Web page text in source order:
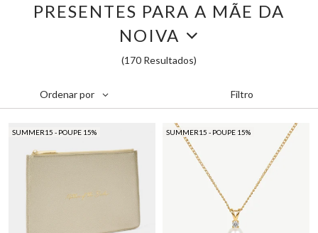
PRESENTES PARA A MÃE DA
NOIVA
(170 Resultados)
Ordenar por Filtro
SUMMER15 - POUPE 15% SUMMER15 - POUPE 15%